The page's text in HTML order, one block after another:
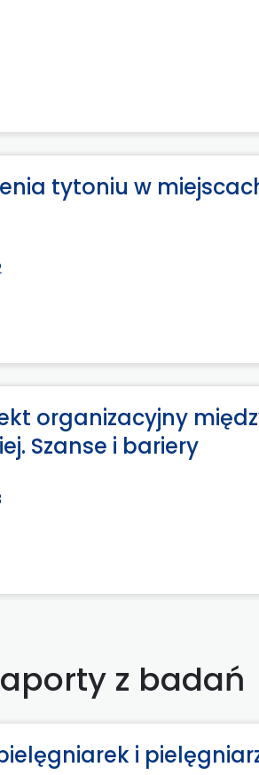
tytoniu w
organizacyjny
Szanse i bariery
z badań
i